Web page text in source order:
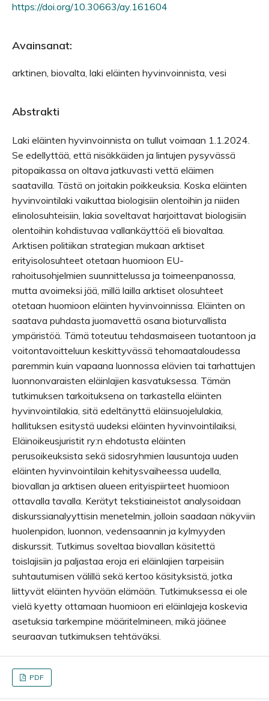
https://doi.org/10.30663/ay.161604
Avainsanat:
arktinen, biovalta, laki eläinten hyvinvoinnista, vesi
Abstrakti
Laki eläinten hyvinvoinnista on tullut voimaan 1.1.2024.
Se edellyttää, että nisäkkäiden ja lintujen pysyvässä
pitopaikassa on oltava jatkuvasti vettä eläimen
saatavilla. Tästä on joitakin poikkeuksia. Koska eläinten
hyvinvointilaki vaikuttaa biologisiin olentoihin ja niiden
elinolosuhteisiin, lakia soveltavat harjoittavat biologisiin
olentoihin kohdistuvaa vallankäyttöä eli biovaltaa.
Arktisen politiikan strategian mukaan arktiset
erityisolosuhteet otetaan huomioon EU-
rahoitusohjelmien suunnittelussa ja toimeenpanossa,
mutta avoimeksi jää, millä lailla arktiset olosuhteet
otetaan huomioon eläinten hyvinvoinnissa. Eläinten on
saatava puhdasta juomavettä osana bioturvallista
ympäristöä. Tämä toteutuu tehdasmaiseen tuotantoon ja
voitontavoitteluun keskittyvässä tehomaataloudessa
paremmin kuin vapaana luonnossa elävien tai tarhattujen
luonnonvaraisten eläinlajien kasvatuksessa. Tämän
tutkimuksen tarkoituksena on tarkastella eläinten
hyvinvointilakia, sitä edeltänyttä eläinsuojelulakia,
hallituksen esitystä uudeksi eläinten hyvinvointilaiksi,
Eläinoikeusjuristit ry:n ehdotusta eläinten
perusoikeuksista sekä sidosryhmien lausuntoja uuden
eläinten hyvinvointilain kehitysvaiheessa uudella,
biovallan ja arktisen alueen erityispiirteet huomioon
ottavalla tavalla. Kerätyt tekstiaineistot analysoidaan
diskurssianalyyttisin menetelmin, jolloin saadaan näkyviin
huolenpidon, luonnon, vedensaannin ja kylmyyden
diskurssit. Tutkimus soveltaa biovallan käsitettä
toislajisiin ja paljastaa eroja eri eläinlajien tarpeisiin
suhtautumisen välillä sekä kertoo käsityksistä, jotka
liittyvät eläinten hyvään elämään. Tutkimuksessa ei ole
vielä kyetty ottamaan huomioon eri eläinlajeja koskevia
asetuksia tarkempine määritelmineen, mikä jäänee
seuraavan tutkimuksen tehtäväksi.
PDF